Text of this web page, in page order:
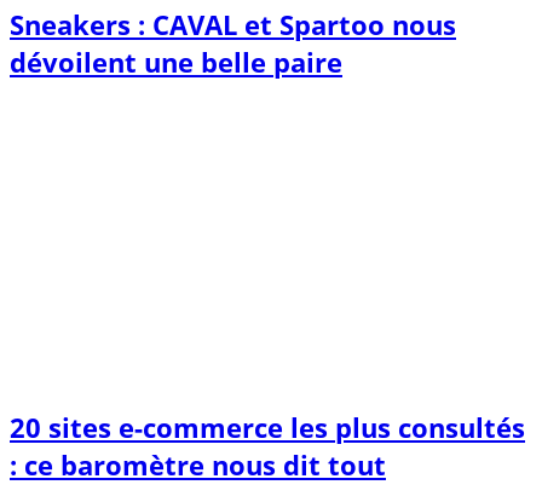
Sneakers : CAVAL et Spartoo nous
dévoilent une belle paire
20 sites e-commerce les plus consultés
: ce baromètre nous dit tout